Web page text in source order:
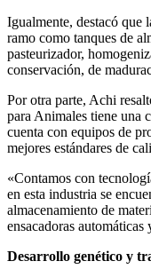
Igualmente, destacó que
ramo como tanques de
pasteurizador,
conservación, de
Por otra parte, Achi
para Animales tiene una
cuenta con equipos de
mejores estándares de
«Contamos con
en esta industria se
almacenamiento de
ensacadoras
Desarrollo genético y